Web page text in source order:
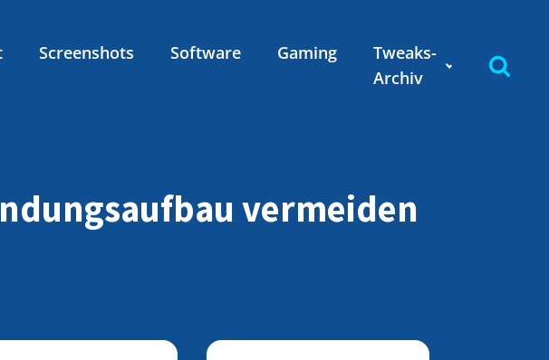
Screenshots Software Gaming
Tweaks-
Archiv
vermeiden